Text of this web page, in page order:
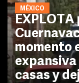
MÉXICO
EXPLOTA
momento
casas y